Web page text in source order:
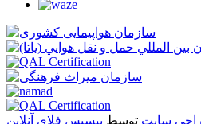
سایت توسط